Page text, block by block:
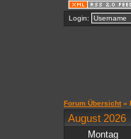
Login:
Forum Übersicht»
August 2026
Montag